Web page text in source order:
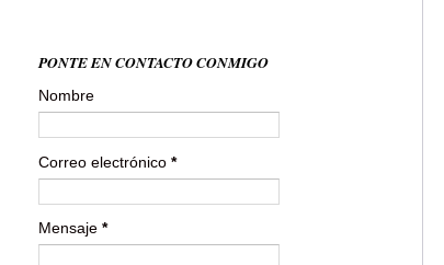
PONTE EN CONTACTO CONMIGO
Nombre
Correo electrónico *
Mensaje *